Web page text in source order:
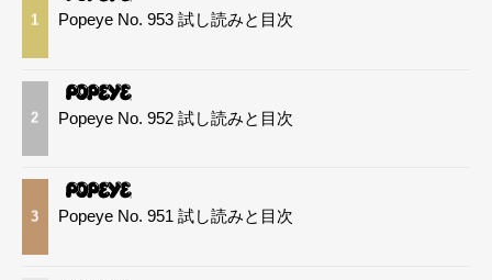
1 Popeye No. 953 試し読みと目次
2 Popeye No. 952 試し読みと目次
3 Popeye No. 951 試し読みと目次